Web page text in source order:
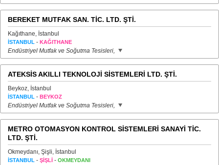
BEREKET MUTFAK SAN. TİC. LTD. ŞTİ.
Kağıthane, İstanbul
İSTANBUL - KAĞITHANE
Endüstriyel Mutfak ve Soğutma Tesisleri,
ATEKSİS AKILLI TEKNOLOJİ SİSTEMLERİ LTD. ŞTİ.
Beykoz, İstanbul
İSTANBUL - BEYKOZ
Endüstriyel Mutfak ve Soğutma Tesisleri,
METRO OTOMASYON KONTROL SİSTEMLERİ SANAYİ TİC.
LTD. ŞTİ.
Okmeydanı, Şişli, İstanbul
İSTANBUL - ŞİŞLİ - OKMEYDANI